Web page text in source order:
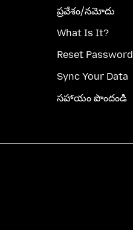
ప్రవేశం/నమోదు
What Is It?
Reset Password
Sync Your Data
సహాయం పొందండి